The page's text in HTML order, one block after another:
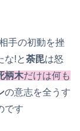
手の初動を挫
な!と荼毘は怒
柄木だけは何も
の意志を全うす
です